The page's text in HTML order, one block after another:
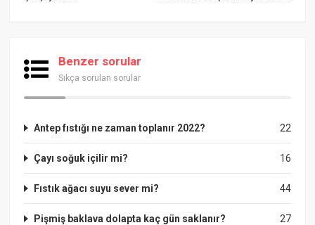
Benzer sorular
Sıkça sorulan sorular
22
Antep fıstığı ne zaman toplanır 2022?
16
Çayı soğuk içilir mi?
44
Fıstık ağacı suyu sever mi?
27
Pişmiş baklava dolapta kaç gün saklanır?